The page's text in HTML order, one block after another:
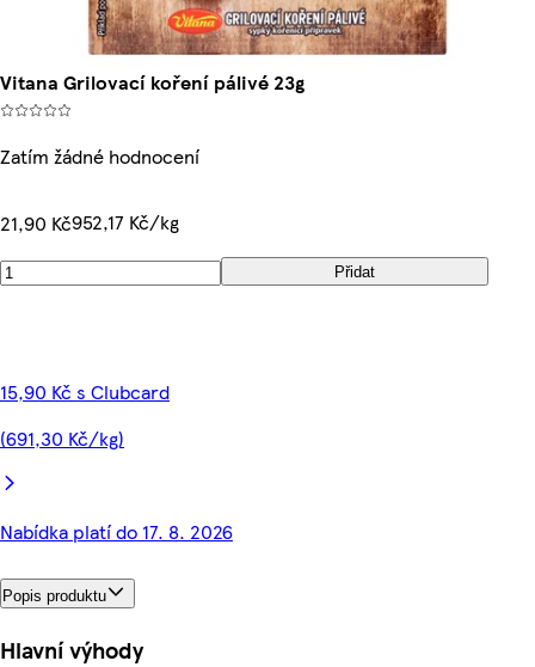
Vitana Grilovací koření pálivé 23g
Zatím žádné hodnocení
21,90 Kč952,17 Kč/kg
Přidat
15,90 Kč s Clubcard
(691,30 Kč/kg)
Nabídka platí do 17. 8. 2026
Popis produktu
Hlavní výhody